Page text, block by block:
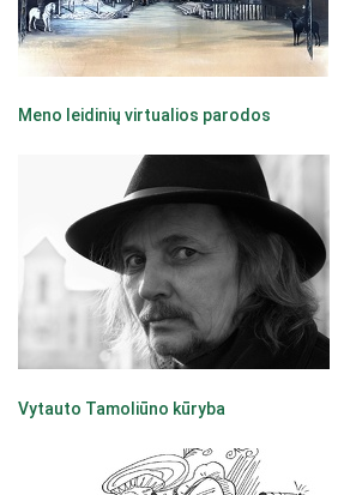
Meno leidinių virtualios parodos
Vytauto Tamoliūno kūryba